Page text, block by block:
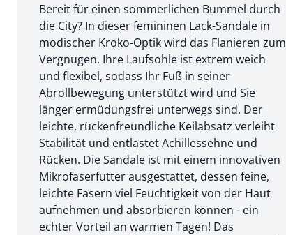
Bereit für einen sommerlichen Bummel durch
die City? In dieser femininen Lack-Sandale in
modischer Kroko-Optik wird das Flanieren zum
Vergnügen. Ihre Laufsohle ist extrem weich
und flexibel, sodass Ihr Fuß in seiner
Abrollbewegung unterstützt wird und Sie
länger ermüdungsfrei unterwegs sind. Der
leichte, rückenfreundliche Keilabsatz verleiht
Stabilität und entlastet Achillessehne und
Rücken. Die Sandale ist mit einem innovativen
Mikrofaserfutter ausgestattet, dessen feine,
leichte Fasern viel Feuchtigkeit von der Haut
aufnehmen und absorbieren können - ein
echter Vorteil an warmen Tagen! Das